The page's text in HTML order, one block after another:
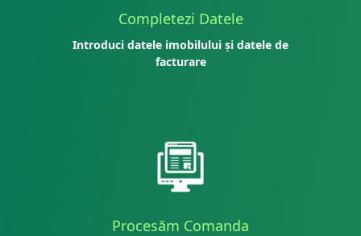
Completezi Datele
Introduci datele imobilului și datele de
facturare
Procesăm Comanda